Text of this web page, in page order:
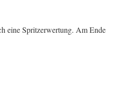
eine Spritzerwertung. Am Ende